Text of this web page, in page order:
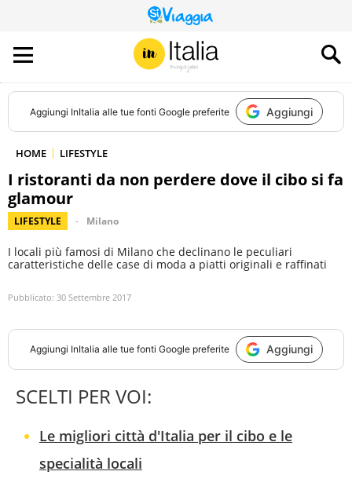
QUESTO
SITO
CONTRIBUISCE
ALL’AUDIENCE
DI
Aggiungi InItalia alle tue fonti Google preferite Aggiungi
HOME LIFESTYLE
I ristoranti da non perdere dove il cibo si fa
glamour
LIFESTYLE Milano
I locali più famosi di Milano che declinano le peculiari
caratteristiche delle case di moda a piatti originali e raffinati
Pubblicato: 30 Settembre 2017
Aggiungi InItalia alle tue fonti Google preferite Aggiungi
SCELTI PER VOI:
Le migliori città d'Italia per il cibo e le
specialità locali